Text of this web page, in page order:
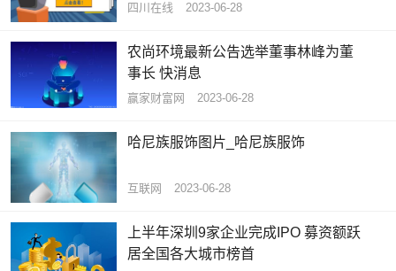
四川在线 2023-06-28
农尚环境最新公告选举董事林峰为董
事长 快消息
赢家财富网 2023-06-28
哈尼族服饰图片_哈尼族服饰
互联网 2023-06-28
上半年深圳9家企业完成IPO 募资额跃
居全国各大城市榜首